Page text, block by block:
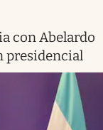
con Abelardo
presidencial